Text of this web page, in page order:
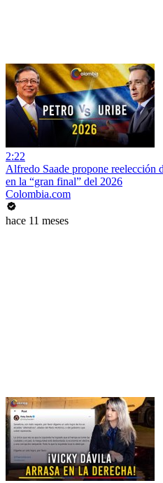
2:22
Alfredo Saade propone reelección
en la “gran final” del 2026
Colombia.com
hace 11 meses